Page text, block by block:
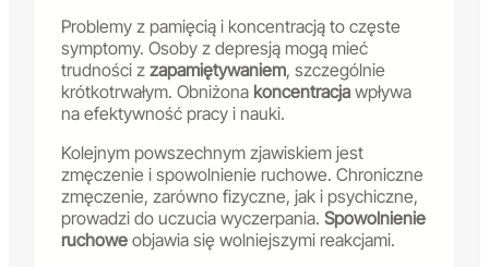
Problemy z pamięcią i koncentracją to częste
symptomy. Osoby z depresją mogą mieć
trudności z zapamiętywaniem, szczególnie
krótkotrwałym. Obniżona koncentracja wpływa
na efektywność pracy i nauki.
Kolejnym powszechnym zjawiskiem jest
zmęczenie i spowolnienie ruchowe. Chroniczne
zmęczenie, zarówno fizyczne, jak i psychiczne,
prowadzi do uczucia wyczerpania. Spowolnienie
ruchowe objawia się wolniejszymi reakcjami.